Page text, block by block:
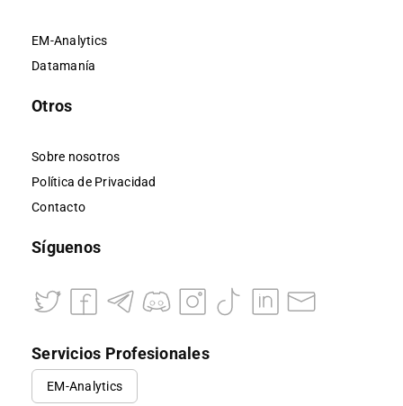
EM-Analytics
Datamanía
Otros
Sobre nosotros
Política de Privacidad
Contacto
Síguenos
Servicios Profesionales
EM-Analytics